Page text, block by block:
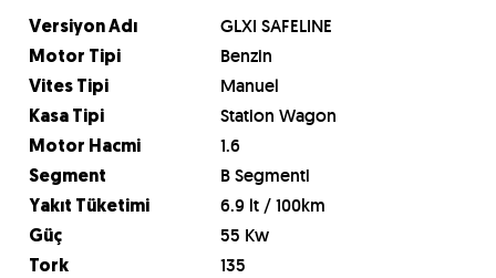
Versiyon Adı GLXI SAFELINE
Motor Tipi Benzin
Vites Tipi Manuel
Kasa Tipi Station Wagon
Motor Hacmi 1.6
Segment B Segmenti
Yakıt Tüketimi 6.9 lt / 100km
Güç 55 Kw
Tork 135